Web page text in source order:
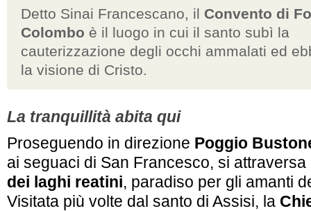
Detto Sinai Francescano, il Convento di
Colombo è il luogo in cui il santo subì la
cauterizzazione degli occhi ammalati ed
la visione di Cristo.
La tranquillità abita qui
Proseguendo in direzione Poggio
ai seguaci di San Francesco, si
dei laghi reatini, paradiso per gli amanti
Visitata più volte dal santo di Assisi, la